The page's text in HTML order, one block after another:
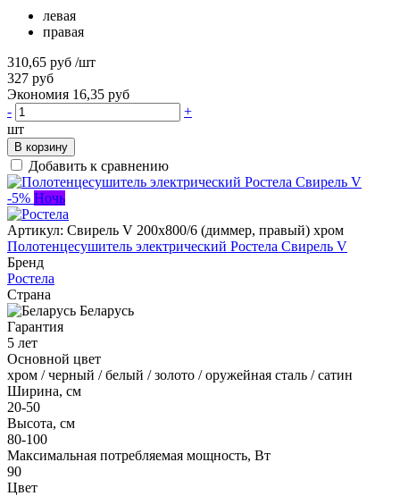
левая
правая
310,65 руб /шт
327 руб
Экономия 16,35 руб
-
+
шт
В корзину
Добавить к сравнению
-5% Ночь
Артикул: Свирель V 200х800/6 (диммер, правый) хром
Полотенцесушитель электрический Ростела Свирель V
Бренд
Ростела
Страна
Беларусь
Гарантия
5 лет
Основной цвет
хром / черный / белый / золото / оружейная сталь / сатин
Ширина, см
20-50
Высота, см
80-100
Максимальная потребляемая мощность, Вт
90
Цвет